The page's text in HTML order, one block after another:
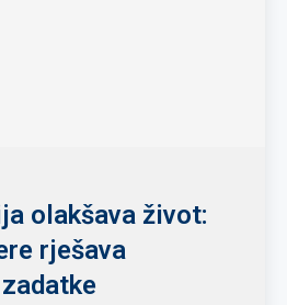
olakšava život:
rješava